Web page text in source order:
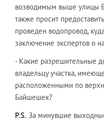
возводимым выше улицы
также просит
проведен водопровод,
заключение экспертов о
- Какие разрешительные
владельцу участка,
расположенными по
Байшешек?
P.S. За минувшие